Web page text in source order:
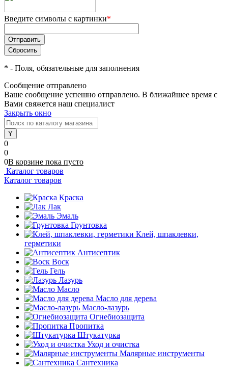
Введите символы с картинки*
* - Поля, обязательные для заполнения
Сообщение отправлено
Ваше сообщение успешно отправлено. В ближайшее время с
Вами свяжется наш специалист
Закрыть окно
0
0
0В корзине пока пусто
Каталог товаров
Каталог товаров
Краска
Лак
Эмаль
Грунтовка
Клей, шпаклевки,
герметики
Антисептик
Воск
Гель
Лазурь
Масло
Масло для дерева
Масло-лазурь
Огнебиозащита
Пропитка
Штукатурка
Уход и очистка
Малярные инструменты
Сантехника